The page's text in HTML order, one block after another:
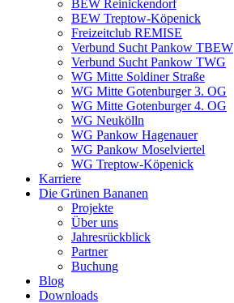
BEW Reinickendorf
BEW Treptow-Köpenick
Freizeitclub REMISE
Verbund Sucht Pankow TBEW
Verbund Sucht Pankow TWG
WG Mitte Soldiner Straße
WG Mitte Gotenburger 3. OG
WG Mitte Gotenburger 4. OG
WG Neukölln
WG Pankow Hagenauer
WG Pankow Moselviertel
WG Treptow-Köpenick
Karriere
Die Grünen Bananen
Projekte
Über uns
Jahresrückblick
Partner
Buchung
Blog
Downloads